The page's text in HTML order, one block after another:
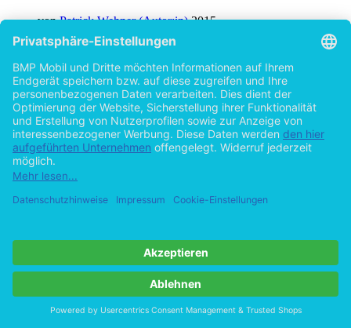
vonPatrick Wehner (Autor:in) 2015
©2007 Studienarbeit
Hilfe/FAQ
Impressum
Datenschutz
AGB
Vertrag widerrufen
Zur Desktop-Version
Copyright ©Imprint in der Bedey & Thoms Media GmbH
byOpen Publishing